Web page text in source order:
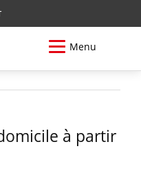
Menu
à partir